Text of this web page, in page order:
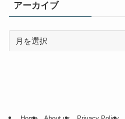
アーカイブ